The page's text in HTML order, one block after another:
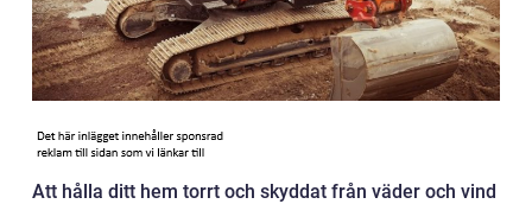
Att hålla ditt hem torrt och skyddat från väder och vind